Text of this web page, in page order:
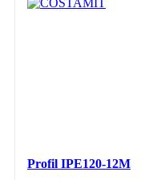
Profil IPE120-12M